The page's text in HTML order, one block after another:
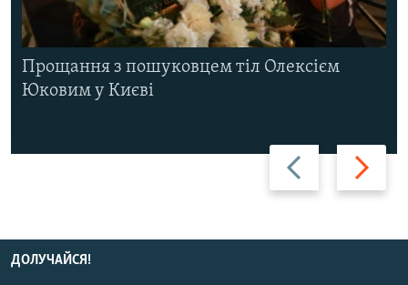
Назад Вперед
Прощання з пошуковцем тіл Олексієм
Юковим у Києві
ДОЛУЧАЙСЯ!